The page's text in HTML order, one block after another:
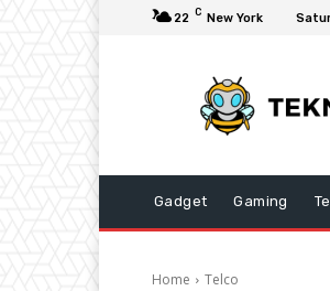
22 C New York
Gadget Gaming
Home Telco